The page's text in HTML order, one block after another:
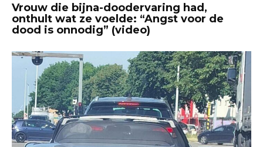
Vrouw die bijna-doodervaring had,
onthult wat ze voelde: “Angst voor de
dood is onnodig” (video)